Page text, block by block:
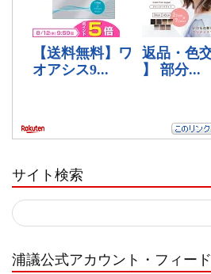
サイト検索
浦議公式アカウント・フィード